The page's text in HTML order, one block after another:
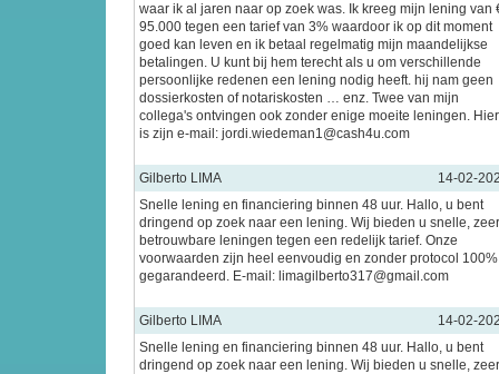
waar ik al jaren naar op zoek was. Ik kreeg mijn lening van
95.000 tegen een tarief van 3% waardoor ik op dit moment
goed kan leven en ik betaal regelmatig mijn maandelijkse
betalingen. U kunt bij hem terecht als u om verschillende
persoonlijke redenen een lening nodig heeft. hij nam geen
dossierkosten of notariskosten … enz. Twee van mijn
collega's ontvingen ook zonder enige moeite leningen. Hier
is zijn e-mail: jordi.wiedeman1@cash4u.com
Gilberto LIMA
14-02-
Snelle lening en financiering binnen 48 uur. Hallo, u bent
dringend op zoek naar een lening. Wij bieden u snelle, zeer
betrouwbare leningen tegen een redelijk tarief. Onze
voorwaarden zijn heel eenvoudig en zonder protocol 100%
gegarandeerd. E-mail: limagilberto317@gmail.com
Gilberto LIMA
14-02-
Snelle lening en financiering binnen 48 uur. Hallo, u bent
dringend op zoek naar een lening. Wij bieden u snelle, zeer